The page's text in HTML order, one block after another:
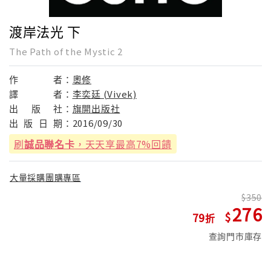
渡岸法光 下
The Path of the Mystic 2
作 者： 奧修
譯
者： 李奕廷 (Vivek)
出
版 社： 旗開出版社
出 版 日 期： 2016/09/30
刷誠品聯名卡 ，天天享最高7%回饋
大量採購團購專區
79
350
276
查詢門市庫存